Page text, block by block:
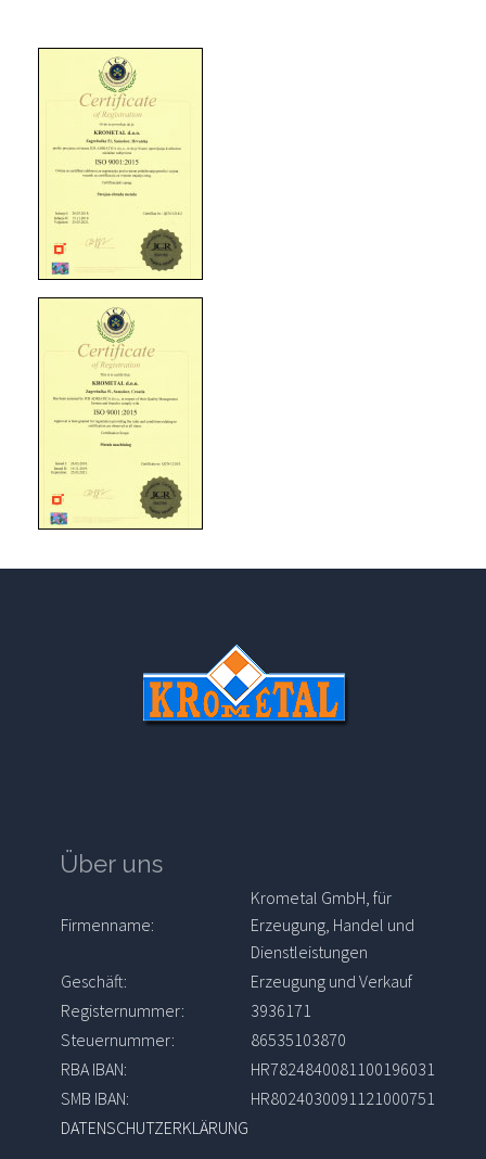
Über uns
Firmenname:
Krometal GmbH, für
Erzeugung, Handel und
Dienstleistungen
Geschäft:
Erzeugung und Verkauf
Registernummer:
3936171
Steuernummer:
86535103870
RBA IBAN:
HR7824840081100196031
SMB IBAN:
HR8024030091121000751
DATENSCHUTZERKLÄRUNG